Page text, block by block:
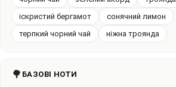
іскристий бергамот
сонячний лимон
терпкий чорний чай
ніжна троянда
🌳 БАЗОВІ НОТИ